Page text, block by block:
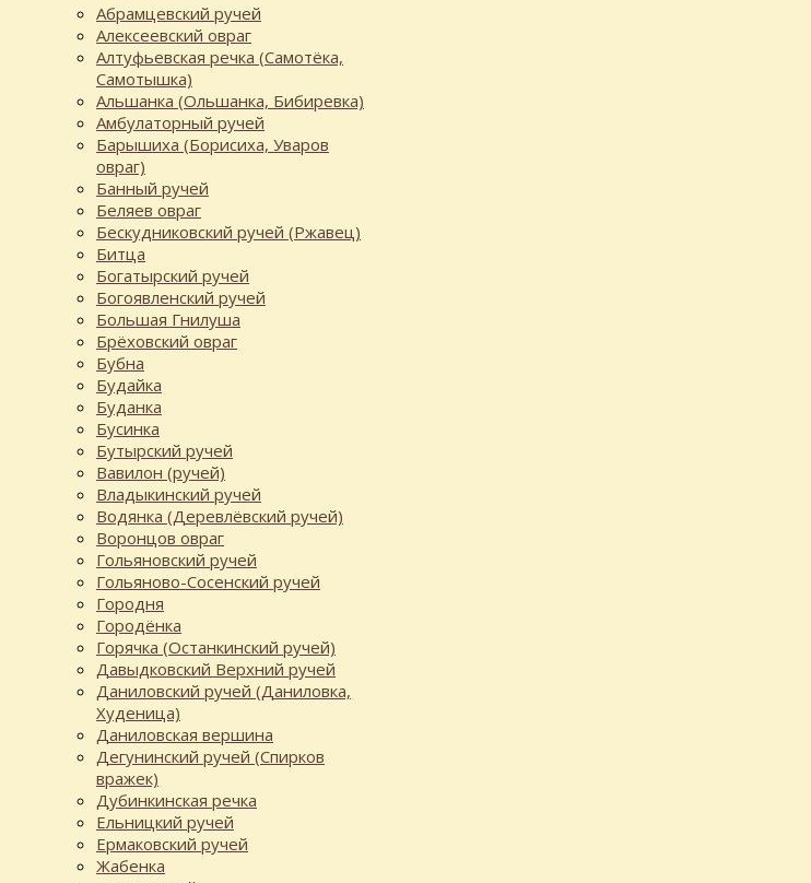
Абрамцевский ручей
Алексеевский овраг
Алтуфьевская речка (Самотёка,
Самотышка)
Альшанка (Ольшанка, Бибиревка)
Амбулаторный ручей
Барышиха (Борисиха, Уваров
овраг)
Банный ручей
Беляев овраг
Бескудниковский ручей (Ржавец)
Битца
Богатырский ручей
Богоявленский ручей
Большая Гнилуша
Брёховский овраг
Бубна
Будайка
Буданка
Бусинка
Бутырский ручей
Вавилон (ручей)
Владыкинский ручей
Водянка (Деревлёвский ручей)
Воронцов овраг
Гольяновский ручей
Гольяново-Сосенский ручей
Городня
Городёнка
Горячка (Останкинский ручей)
Давыдковский Верхний ручей
Даниловский ручей (Даниловка,
Худеница)
Даниловская вершина
Дегунинский ручей (Спирков
вражек)
Дубинкинская речка
Ельницкий ручей
Ермаковский ручей
Жабенка